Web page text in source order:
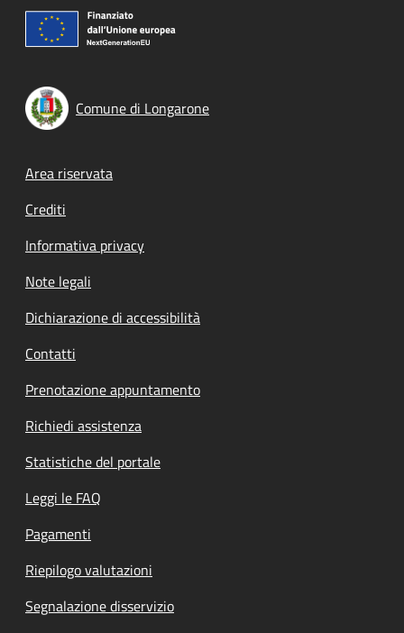
Comune di Longarone
Footer menu
Area riservata
Crediti
Informativa privacy
Note legali
Dichiarazione di accessibilità
Contatti
Prenotazione appuntamento
Richiedi assistenza
Statistiche del portale
Leggi le FAQ
Pagamenti
Riepilogo valutazioni
Segnalazione disservizio